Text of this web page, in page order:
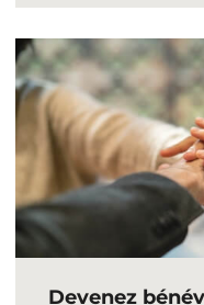
Devenez